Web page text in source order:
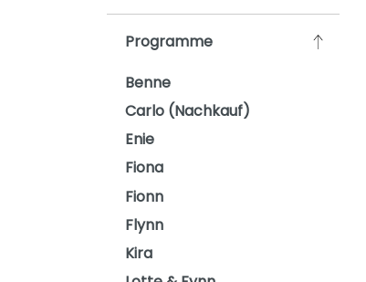
Programme
Benne
Carlo (Nachkauf)
Enie
Fiona
Fionn
Flynn
Kira